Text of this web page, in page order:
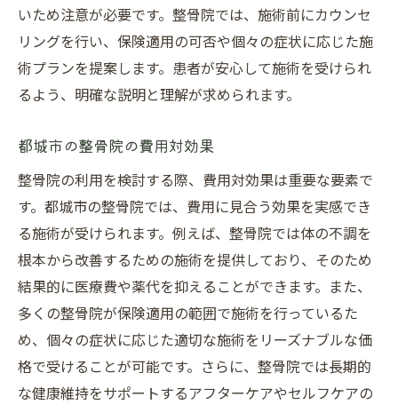
いため注意が必要です。整骨院では、施術前にカウンセ
リングを行い、保険適用の可否や個々の症状に応じた施
術プランを提案します。患者が安心して施術を受けられ
るよう、明確な説明と理解が求められます。
都城市の整骨院の費用対効果
整骨院の利用を検討する際、費用対効果は重要な要素で
す。都城市の整骨院では、費用に見合う効果を実感でき
る施術が受けられます。例えば、整骨院では体の不調を
根本から改善するための施術を提供しており、そのため
結果的に医療費や薬代を抑えることができます。また、
多くの整骨院が保険適用の範囲で施術を行っているた
め、個々の症状に応じた適切な施術をリーズナブルな価
格で受けることが可能です。さらに、整骨院では長期的
な健康維持をサポートするアフターケアやセルフケアの